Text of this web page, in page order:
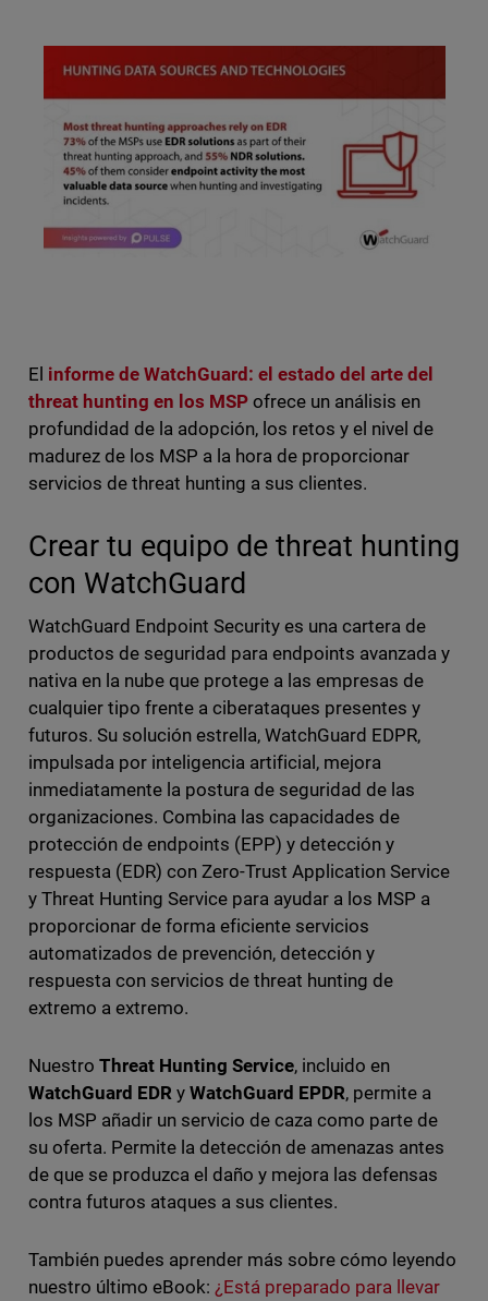
El informe de WatchGuard: el estado del arte del
threat hunting en los MSPofrece un análisis en
profundidad de la adopción, los retos y el nivel de
madurez de los MSP a la hora de proporcionar
servicios de threat hunting a sus clientes.
Crear tu equipo de threat hunting
con WatchGuard
WatchGuard Endpoint Security es una cartera de
productos de seguridad para endpoints avanzada y
nativa en la nube que protege a las empresas de
cualquier tipo frente a ciberataques presentes y
futuros. Su solución estrella, WatchGuard EDPR,
impulsada por inteligencia artificial, mejora
inmediatamente la postura de seguridad de las
organizaciones. Combina las capacidades de
protección de endpoints (EPP) y detección y
respuesta (EDR) con Zero-Trust Application Service
y Threat Hunting Service para ayudar a los MSP a
proporcionar de forma eficiente servicios
automatizados de prevención, detección y
respuesta con servicios de threat hunting de
extremo a extremo.
Nuestro Threat Hunting Service, incluido en
WatchGuard EDR y WatchGuard EPDR, permite a
los MSP añadir un servicio de caza como parte de
su oferta. Permite la detección de amenazas antes
de que se produzca el daño y mejora las defensas
contra futuros ataques a sus clientes.
También puedes aprender más sobre cómo leyendo
nuestro último eBook: ¿Está preparado para llevar